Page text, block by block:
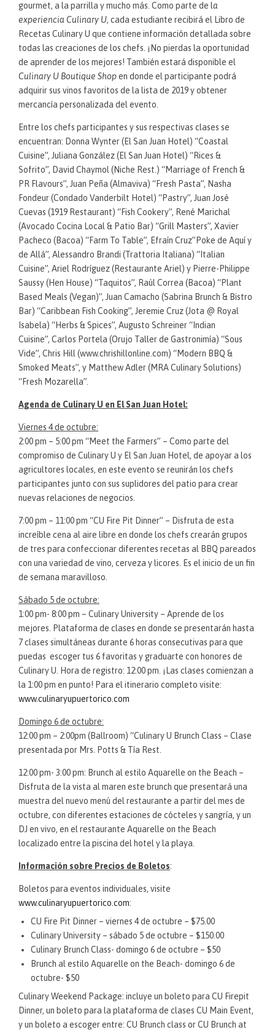
gourmet, a la parrilla y mucho más. Como parte de la
experiencia Culinary U, cada estudiante recibirá el Libro de
Recetas Culinary U que contiene información detallada sobre
todas las creaciones de los chefs. ¡No pierdas la oportunidad
de aprender de los mejores! También estará disponible el
Culinary U Boutique Shopen donde el participante podrá
adquirir sus vinos favoritos de la lista de 2019 y obtener
mercancía personalizada del evento.
Entre los chefs participantes y sus respectivas clases se
encuentran: Donna Wynter (El San Juan Hotel) “Coastal
Cuisine”, Juliana González (El San Juan Hotel) “Rices &
Sofrito”, David Chaymol (Niche Rest.) “Marriage of French &
PR Flavours”, Juan Peña (Almaviva) “Fresh Pasta”, Nasha
Fondeur (Condado Vanderbilt Hotel) “Pastry”, Juan José
Cuevas (1919 Restaurant) “Fish Cookery”, René Marichal
(Avocado Cocina Local & Patio Bar) “Grill Masters”, Xavier
Pacheco (Bacoa) “Farm To Table”, Efraín Cruz”Poke de Aquí y
de Allá”, Alessandro Brandi (Trattoria Italiana) “Italian
Cuisine”, Ariel Rodríguez (Restaurante Ariel) y Pierre-Philippe
Saussy (Hen House) “Taquitos”, Raúl Correa (Bacoa) “Plant
Based Meals (Vegan)”, Juan Camacho (Sabrina Brunch & Bistro
Bar) “Caribbean Fish Cooking”, Jeremie Cruz (Jota @ Royal
Isabela) “Herbs & Spices”, Augusto Schreiner “Indian
Cuisine”, Carlos Portela (Orujo Taller de Gastronimía) “Sous
Vide”, Chris Hill (www.chrishillonline.com) “Modern BBQ &
Smoked Meats”, y Matthew Adler (MRA Culinary Solutions)
“Fresh Mozarella”.
Agenda de Culinary U en El San Juan Hotel:
Viernes 4 de octubre:
2:00 pm – 5:00 pm “Meet the Farmers” – Como parte del
compromiso de Culinary U y El San Juan Hotel, de apoyar a los
agricultores locales, en este evento se reunirán los chefs
participantes junto con sus suplidores del patio para crear
nuevas relaciones de negocios.
7:00 pm – 11:00 pm “CU Fire Pit Dinner” – Disfruta de esta
increíble cena al aire libre en donde los chefs crearán grupos
de tres para confeccionar diferentes recetas al BBQ pareados
con una variedad de vino, cerveza y licores. Es el inicio de un fin
de semana maravilloso.
Sábado 5 de octubre:
1:00 pm- 8:00 pm – Culinary University – Aprende de los
mejores. Plataforma de clases en donde se presentarán hasta
7 clases simultáneas durante 6 horas consecutivas para que
puedas escoger tus 6 favoritas y graduarte con honores de
Culinary U. Hora de registro: 12:00 pm. ¡Las clases comienzan a
la 1:00 pm en punto! Para el itinerario completo visite:
www.culinaryupuertorico.com
Domingo 6 de octubre:
12:00 pm – 2:00pm (Ballroom) “Culinary U Brunch Class – Clase
presentada por Mrs. Potts & Tía Rest.
12:00 pm- 3:00 pm: Brunch al estilo Aquarelle on the Beach –
Disfruta de la vista al maren este brunch que presentará una
muestra del nuevo menú del restaurante a partir del mes de
octubre, con diferentes estaciones de cócteles y sangría, y un
DJ en vivo, en el restaurante Aquarelle on the Beach
localizado entre la piscina del hotel y la playa.
Información sobre Precios de Boletos:
Boletos para eventos individuales, visite
www.culinaryupuertorico.com:
CU Fire Pit Dinner – viernes 4 de octubre – $75.00
Culinary University – sábado 5 de octubre – $150.00
Culinary Brunch Class- domingo 6 de octubre – $50
Brunch al estilo Aquarelle on the Beach- domingo 6 de
octubre- $50
Culinary Weekend Package: incluye un boleto para CU Firepit
Dinner, un boleto para la plataforma de clases CU Main Event,
y un boleto a escoger entre: CU Brunch class or CU Brunch at